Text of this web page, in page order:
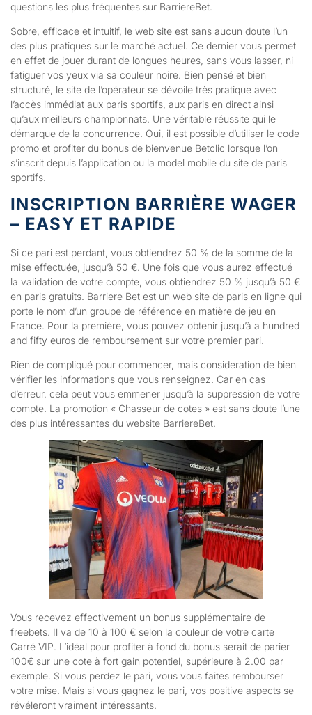
questions les plus fréquentes sur BarriereBet.
Sobre, efficace et intuitif, le web site est sans aucun doute l’un
des plus pratiques sur le marché actuel. Ce dernier vous permet
en effet de jouer durant de longues heures, sans vous lasser, ni
fatiguer vos yeux via sa couleur noire. Bien pensé et bien
structuré, le site de l’opérateur se dévoile très pratique avec
l’accès immédiat aux paris sportifs, aux paris en direct ainsi
qu’aux meilleurs championnats. Une véritable réussite qui le
démarque de la concurrence. Oui, il est possible d’utiliser le code
promo et profiter du bonus de bienvenue Betclic lorsque l’on
s’inscrit depuis l’application ou la model mobile du site de paris
sportifs.
INSCRIPTION BARRIÈRE WAGER
– EASY ET RAPIDE
Si ce pari est perdant, vous obtiendrez 50 % de la somme de la
mise effectuée, jusqu’à 50 €. Une fois que vous aurez effectué
la validation de votre compte, vous obtiendrez 50 % jusqu’à 50 €
en paris gratuits. Barriere Bet est un web site de paris en ligne qui
porte le nom d’un groupe de référence en matière de jeu en
France. Pour la première, vous pouvez obtenir jusqu’à a hundred
and fifty euros de remboursement sur votre premier pari.
Rien de compliqué pour commencer, mais consideration de bien
vérifier les informations que vous renseignez. Car en cas
d’erreur, cela peut vous emmener jusqu’à la suppression de votre
compte. La promotion « Chasseur de cotes » est sans doute l’une
des plus intéressantes du website BarriereBet.
Vous recevez effectivement un bonus supplémentaire de
freebets. Il va de 10 à 100 € selon la couleur de votre carte
Carré VIP. L’idéal pour profiter à fond du bonus serait de parier
100€ sur une cote à fort gain potentiel, supérieure à 2.00 par
exemple. Si vous perdez le pari, vous vous faites rembourser
votre mise. Mais si vous gagnez le pari, vos positive aspects se
révéleront vraiment intéressants.